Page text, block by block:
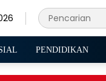
PENDIDIKAN